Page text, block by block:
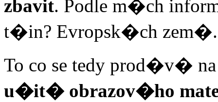
zbavit. Podle m�ch
t�in? Evropsk�ch zem�.
To co se tedy prod�v�
u�it� obrazov�ho